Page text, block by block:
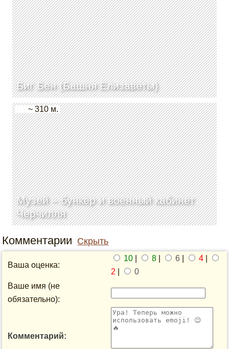
Биг Бен (Башня Елизаветы)
Музей – бункер и военный кабинет
Черчилля
~ 310 м.
Комментарии Скрыть
Ваша оценка:
10 8 6 4
2
0
Ваше имя (не
обязательно):
Комментарий: